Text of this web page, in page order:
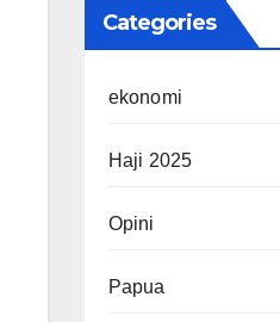
Categories
ekonomi
Haji 2025
Opini
Papua